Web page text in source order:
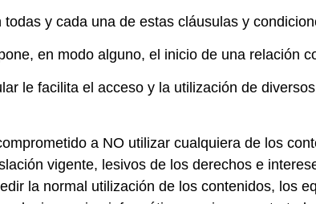
y cada una de estas cláusulas y
en modo alguno, el inicio de una relación
le facilita el acceso y la utilización de
a NO utilizar cualquiera de los
vigente, lesivos de los derechos e
la normal utilización de los contenidos, los